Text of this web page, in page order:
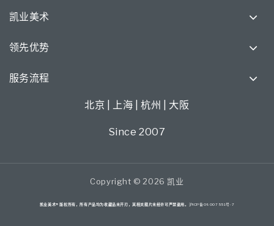
凯业美术
领先优势
服务流程
北京 | 上海 | 杭州 | 大阪
Since 2007
Copyright © 2026 凯业
凯业美术® 版权所有，所有产品均为收藏品未开刃，其相关图片未经许可严禁盗用。 沪ICP备09007551号-7